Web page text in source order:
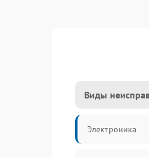
Виды
Электроника